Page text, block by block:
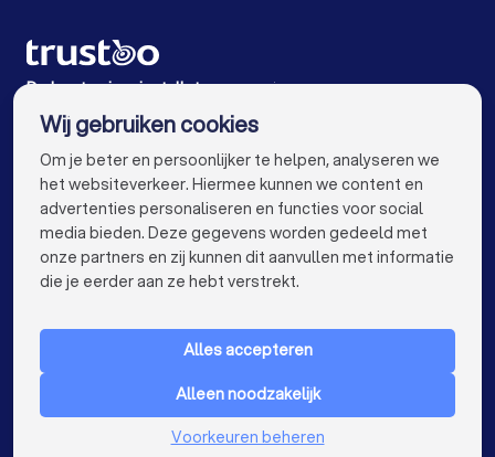
Airco installateurs in Hulst
Airco installateurs in Amsterdam
Airco installateurs in Rotterdam
Airco installateurs in Den Haag
Airco installateurs in Utrecht
Airco installateurs in Tilburg
Airco installateurs in Groningen
Airco installateurs in Almere
De beste airco installateurs voor jou
VOOR PARTICULIEREN keyboard_arrow_down
Nederland
Wij gebruiken cookies
Om je beter en persoonlijker te helpen, analyseren we
het websiteverkeer. Hiermee kunnen we content en
advertenties personaliseren en functies voor social
media bieden. Deze gegevens worden gedeeld met
onze partners en zij kunnen dit aanvullen met informatie
die je eerder aan ze hebt verstrekt.
Alles accepteren
Alleen noodzakelijk
Voorkeuren beheren